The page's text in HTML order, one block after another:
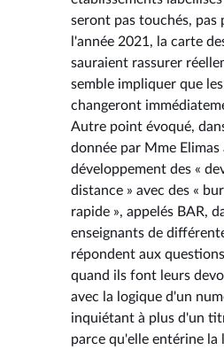
seront pas touchés, pas
l'année 2021, la carte
sauraient rassurer
semble impliquer que
changeront
Autre point évoqué,
donnée par Mme Elimas
développement des «
distance » avec des «
rapide », appelés BAR,
enseignants de
répondent aux
quand ils font leurs
avec la logique d'un
inquiétant à plus d'un
parce qu'elle entérine la